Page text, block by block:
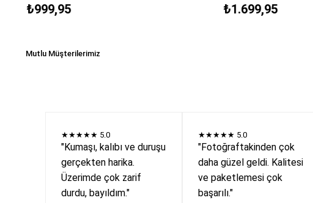
₺999,95 ₺1.699,95
Mutlu Müşterilerimiz
★★★★★ 5.0
"Kumaşı, kalıbı ve duruşu
gerçekten harika.
Üzerimde çok zarif
durdu, bayıldım."
★★★★★ 5.0
"Fotoğraftakinden çok
daha güzel geldi. Kalitesi
ve paketlemesi çok
başarılı."